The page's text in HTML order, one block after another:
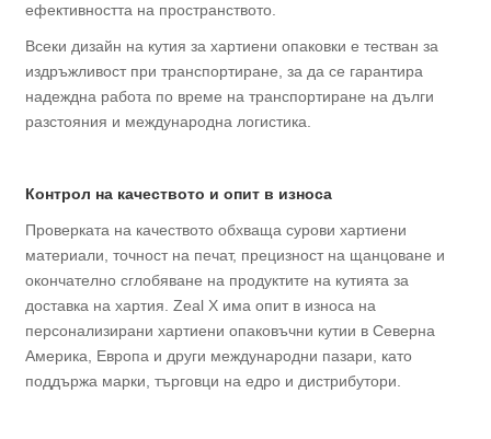
ефективността на пространството.
Всеки дизайн на кутия за хартиени опаковки е тестван за
издръжливост при транспортиране, за да се гарантира
надеждна работа по време на транспортиране на дълги
разстояния и международна логистика.
Контрол на качеството и опит в износа
Проверката на качеството обхваща сурови хартиени
материали, точност на печат, прецизност на щанцоване и
окончателно сглобяване на продуктите на кутията за
доставка на хартия. Zeal X има опит в износа на
персонализирани хартиени опаковъчни кутии в Северна
Америка, Европа и други международни пазари, като
поддържа марки, търговци на едро и дистрибутори.